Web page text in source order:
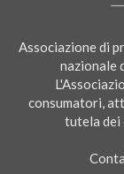
Associazione di
nazionale
consumatori,
tutela dei